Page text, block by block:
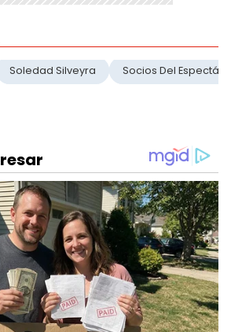
Soledad Silveyra Socios Del